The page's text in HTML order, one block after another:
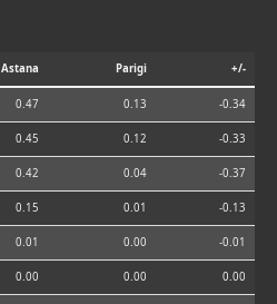
Astana Parigi +/-
0.47 0.13 -0.34
0.45 0.12 -0.33
0.42 0.04 -0.37
0.15 0.01 -0.13
0.01 0.00 -0.01
0.00 0.00 0.00